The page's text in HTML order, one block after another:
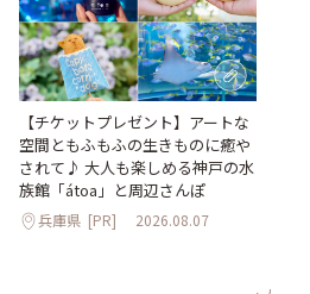
【チケットプレゼント】アートな
空間ともふもふの生きものに癒や
されて♪ 大人も楽しめる神戸の水
族館「átoa」と周辺さんぽ
兵庫県 [PR] 2026.08.07